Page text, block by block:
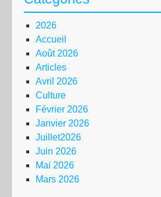
2026
Accueil
Août 2026
Articles
Avril 2026
Culture
Février 2026
Janvier 2026
Juillet2026
Juin 2026
Mai 2026
Mars 2026